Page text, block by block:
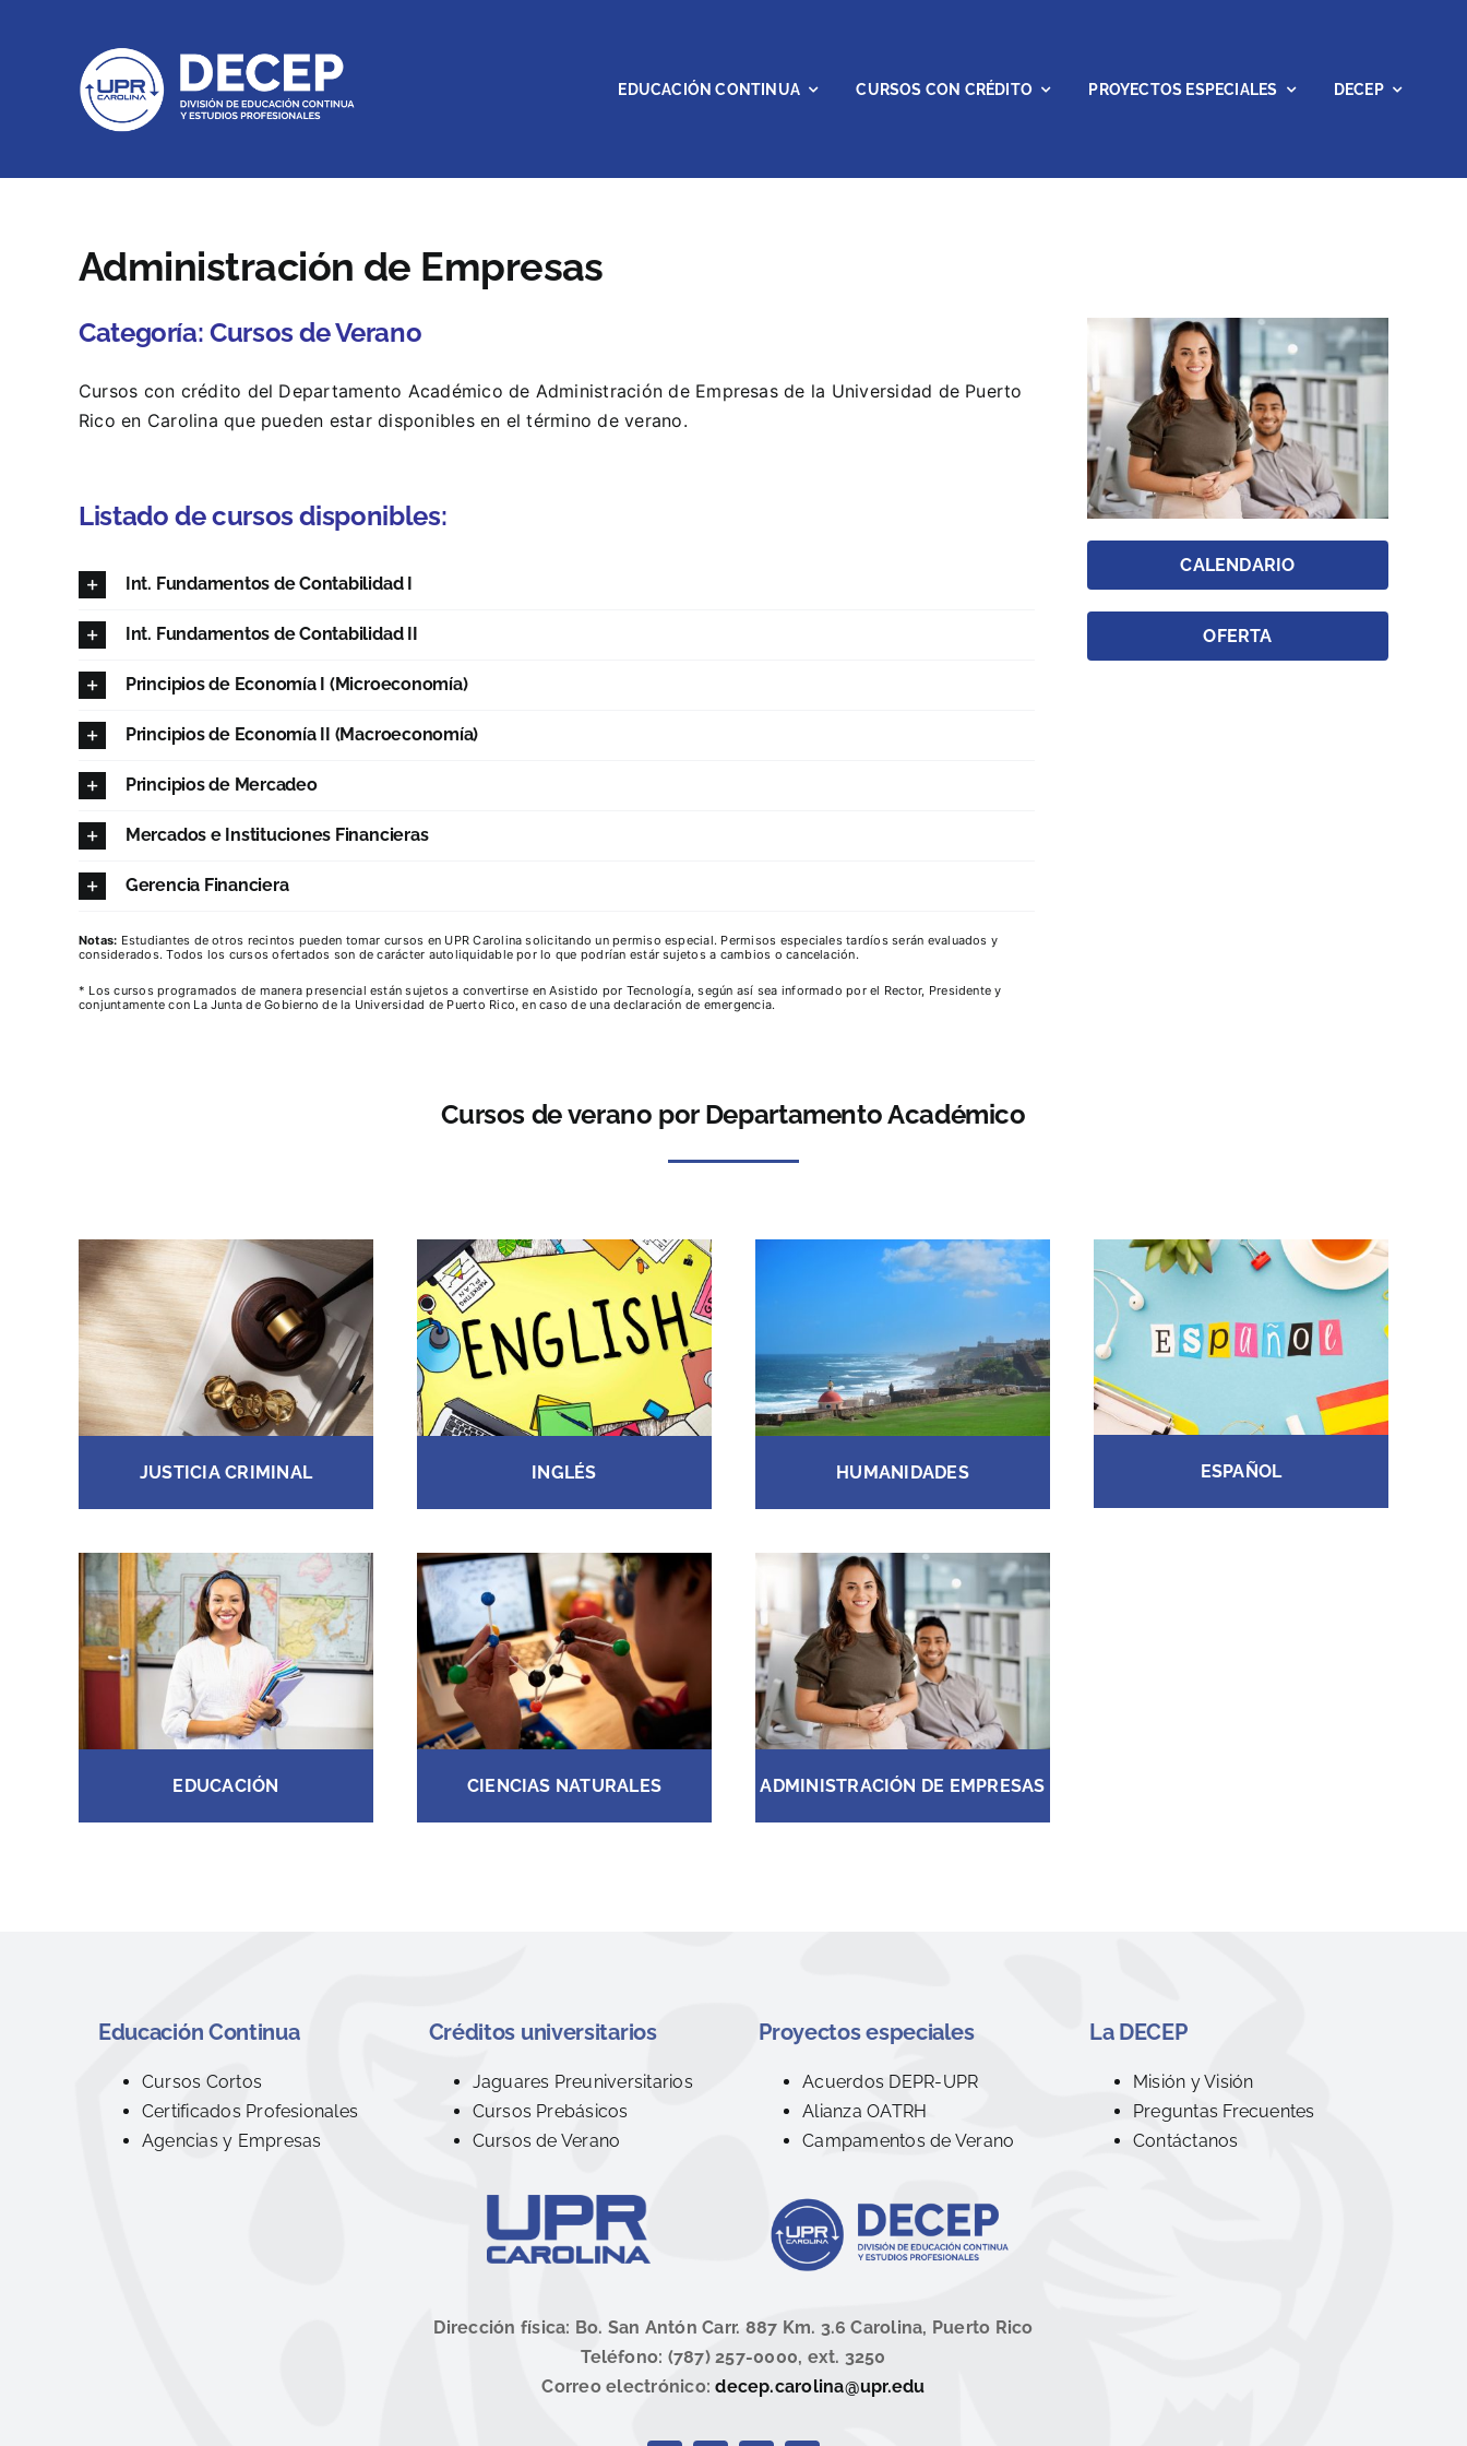
EDUCACIÓN CONTINUA CURSOS CON CRÉDITO PROYECTOS ESPECIALES DECEP
Administración de Empresas
Categoría: Cursos de Verano
Cursos con crédito del Departamento Académico de Administración de Empresas de la Universidad de Puerto
Rico en Carolina que pueden estar disponibles en el término de verano.
Listado de cursos disponibles:
Int. Fundamentos de Contabilidad I
Int. Fundamentos de Contabilidad II
Principios de Economía I (Microeconomía)
Principios de Economía II (Macroeconomía)
Principios de Mercadeo
Mercados e Instituciones Financieras
Gerencia Financiera
Notas: Estudiantes de otros recintos pueden tomar cursos en UPR Carolina solicitando un permiso especial. Permisos especiales tardíos serán evaluados y
considerados. Todos los cursos ofertados son de carácter autoliquidable por lo que podrían estár sujetos a cambios o cancelación.
* Los cursos programados de manera presencial están sujetos a convertirse en Asistido por Tecnología, según así sea informado por el Rector, Presidente y
conjuntamente con La Junta de Gobierno de la Universidad de Puerto Rico, en caso de una declaración de emergencia.
CALENDARIO
OFERTA
Cursos de verano por Departamento Académico
JUSTICIA CRIMINAL INGLÉS HUMANIDADES ESPAÑOL
EDUCACIÓN CIENCIAS NATURALES ADMINISTRACIÓN DE EMPRESAS
Educación Continua
Cursos Cortos
Certificados Profesionales
Agencias y Empresas
Créditos universitarios
Jaguares Preuniversitarios
Cursos Prebásicos
Cursos de Verano
Proyectos especiales
Acuerdos DEPR-UPR
Alianza OATRH
Campamentos de Verano
La DECEP
Misión y Visión
Preguntas Frecuentes
Contáctanos
Dirección física: Bo. San Antón Carr. 887 Km. 3.6 Carolina, Puerto Rico
Teléfono: (787) 257-0000, ext. 3250
Correo electrónico:decep.carolina@upr.edu